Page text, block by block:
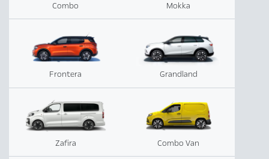
Combo Mokka
Frontera Grandland
Zafira Combo Van